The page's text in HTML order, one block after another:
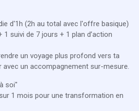
d'1h (2h au total avec l'offre basique)
1 suivi de 7 jours + 1 plan d’action
un voyage plus profond vers ta
avec un accompagnement sur-mesure.
soi"
1 mois pour une transformation en